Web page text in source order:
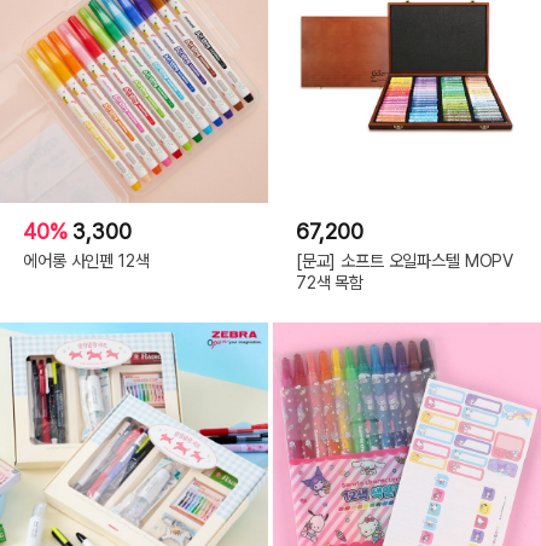
40% 3,300
에어롱 사인펜 12색
67,200
[문교] 소프트 오일파스텔 MOPV
72색 목함